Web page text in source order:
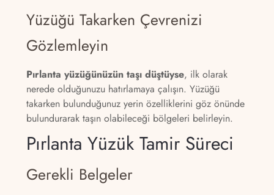
Yüzüğü Takarken Çevrenizi
Gözlemleyin
Pırlanta yüzüğünüzün taşı düştüyse, ilk olarak
nerede olduğunuzu hatırlamaya çalışın. Yüzüğü
takarken bulunduğunuz yerin özelliklerini göz önünde
bulundurarak taşın olabileceği bölgeleri belirleyin.
Pırlanta Yüzük Tamir Süreci
Gerekli Belgeler